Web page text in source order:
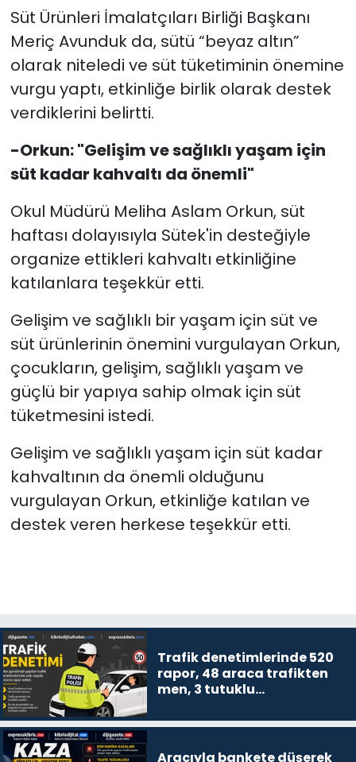
Süt Ürünleri İmalatçıları Birliği Başkanı
Meriç Avunduk da, sütü “beyaz altın”
olarak niteledi ve süt tüketiminin önemine
vurgu yaptı, etkinliğe birlik olarak destek
verdiklerini belirtti.
-Orkun: "Gelişim ve sağlıklı yaşam için
süt kadar kahvaltı da önemli"
Okul Müdürü Meliha Aslam Orkun, süt
haftası dolayısıyla Sütek'in desteğiyle
organize ettikleri kahvaltı etkinliğine
katılanlara teşekkür etti.
Gelişim ve sağlıklı bir yaşam için süt ve
süt ürünlerinin önemini vurgulayan Orkun,
çocukların, gelişim, sağlıklı yaşam ve
güçlü bir yapıya sahip olmak için süt
tüketmesini istedi.
Gelişim ve sağlıklı yaşam için süt kadar
kahvaltının da önemli olduğunu
vurgulayan Orkun, etkinliğe katılan ve
destek veren herkese teşekkür etti.
Trafik denetimlerinde 520
rapor, 48 araca trafikten
men, 3 tutuklu…
Aracıyla bankete düşerek